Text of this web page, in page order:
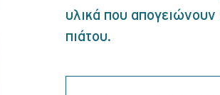
υλικά που απογειώνουν
πιάτου.